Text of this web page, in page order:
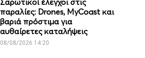
Σαρωτικοί έλεγχοι στις
παραλίες: Drones, MyCoast και
βαριά πρόστιμα για
αυθαίρετες καταλήψεις
08/08/2026 14:20